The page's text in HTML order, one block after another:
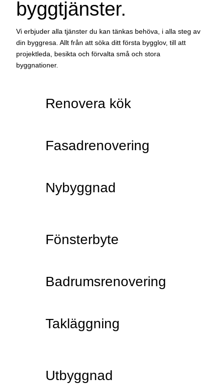
byggtjänster.
Vi erbjuder alla tjänster du kan tänkas behöva, i alla steg av
din byggresa. Allt från att söka ditt första bygglov, till att
projektleda, besikta och förvalta små och stora
byggnationer.
Renovera kök
Fasadrenovering
Nybyggnad
Fönsterbyte
Badrumsrenovering
Takläggning
Utbyggnad